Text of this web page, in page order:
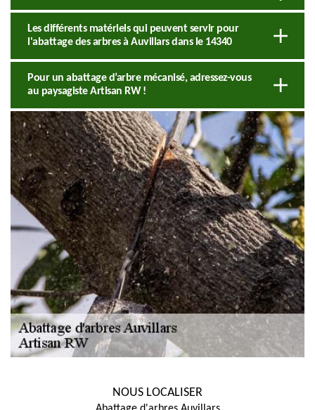
Les différents matériels qui peuvent servir pour
l'abattage des arbres à Auvillars dans le 14340
Pour un abattage d’arbre mécanisé, adressez-vous
au paysagiste Artisan RW !
NOUS LOCALISER